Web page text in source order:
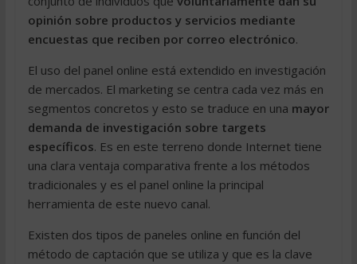
opinión sobre productos y servicios mediante
encuestas que reciben por correo electrónico.
El uso del panel online está extendido en investigación
de mercados. El marketing se centra cada vez más en
segmentos concretos y esto se traduce en una mayor
demanda de investigación sobre targets
específicos. Es en este terreno donde Internet tiene
una clara ventaja comparativa frente a los métodos
tradicionales y es el panel online la principal
herramienta de este nuevo canal.
Existen dos tipos de paneles online en función del
método de captación que se utiliza y que es la clave